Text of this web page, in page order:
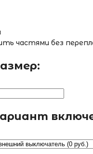
частями без